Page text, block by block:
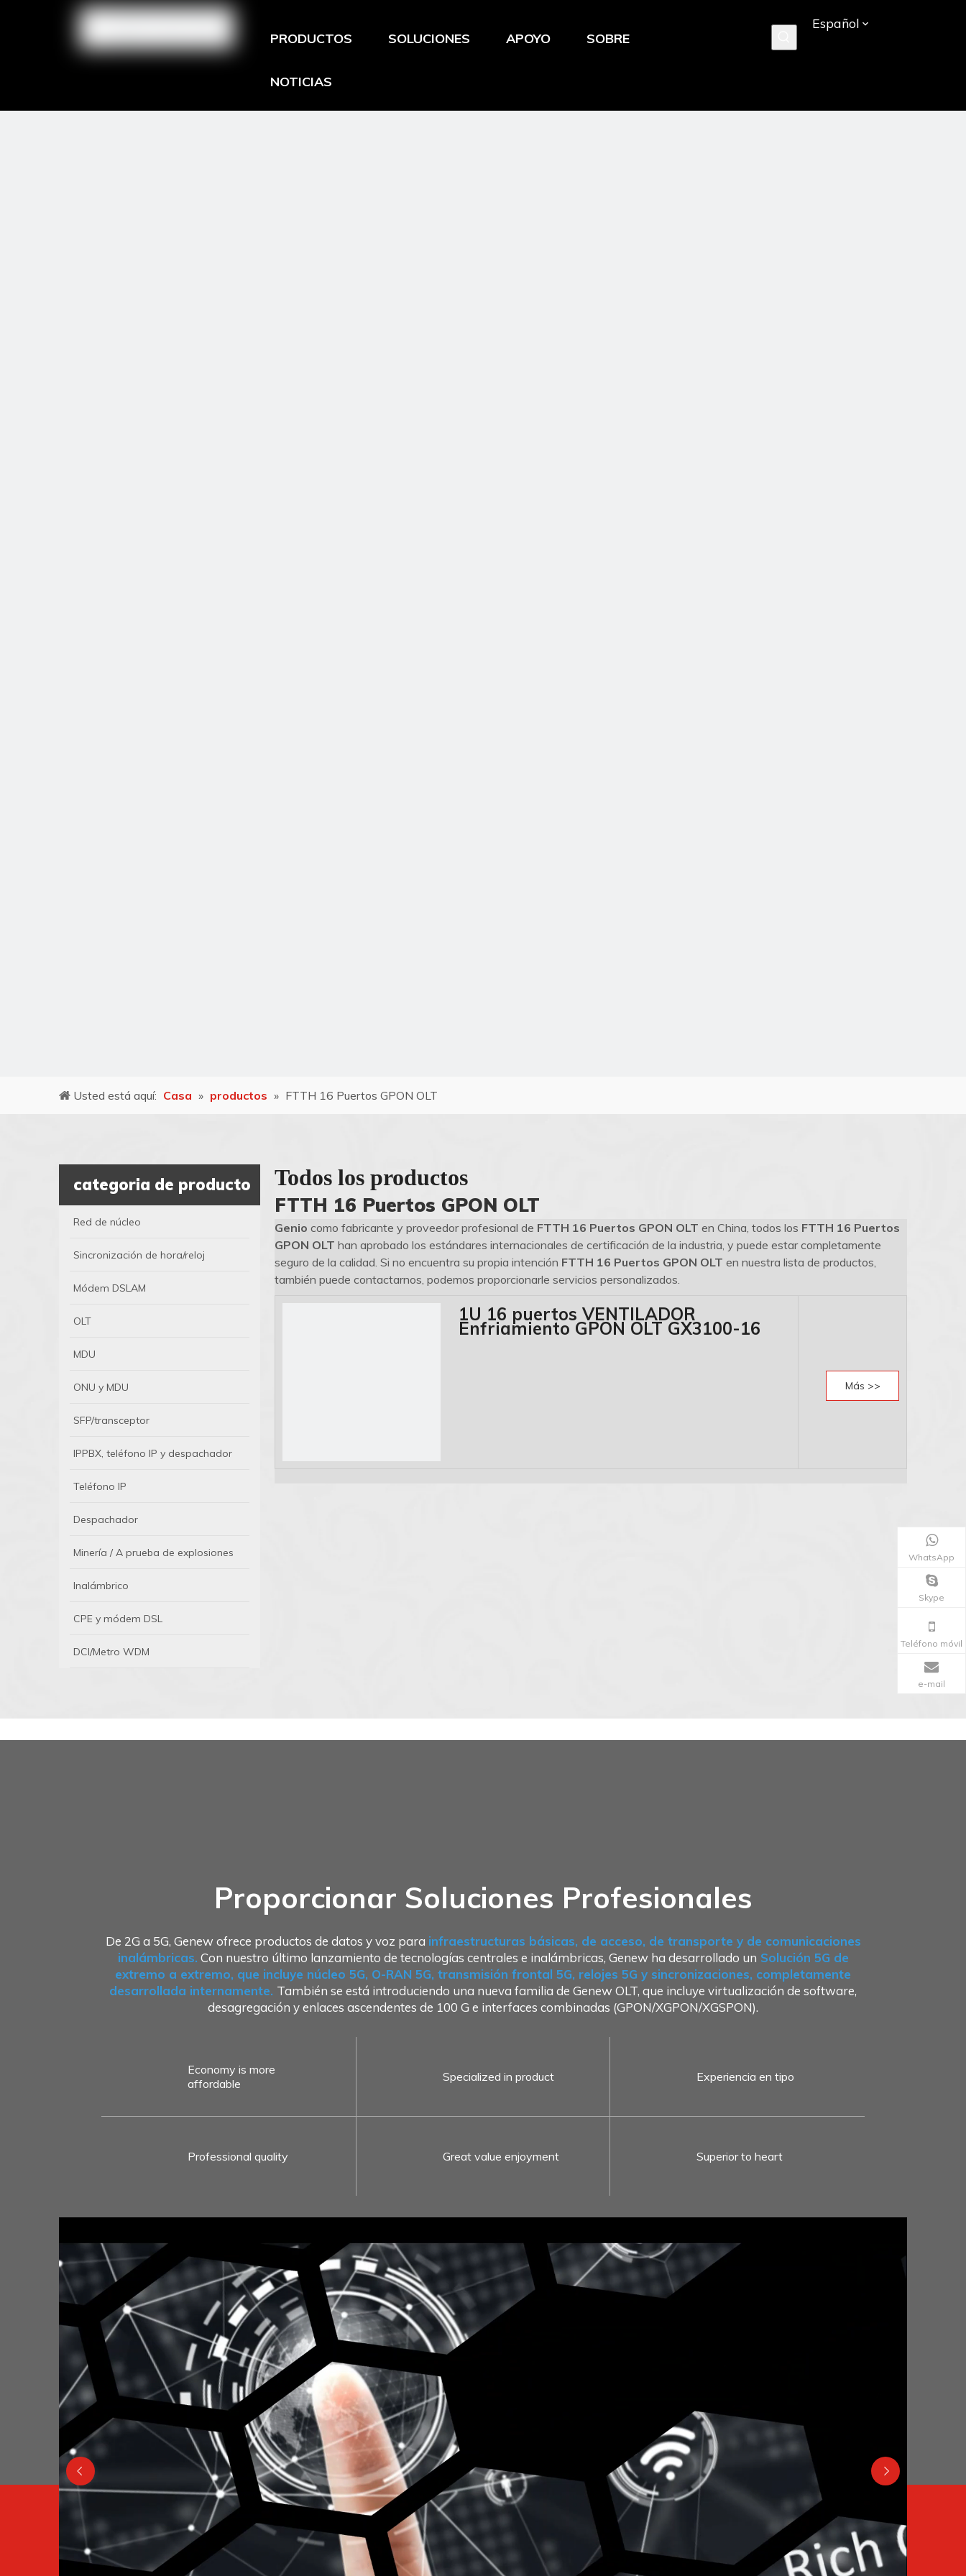
PRODUCTOS SOLUCIONES APOYO SOBRE
NOTICIAS
Español
Usted está aquí: Casa » productos » FTTH 16 Puertos GPON OLT
categoria de producto
Red de núcleo
Sincronización de hora/reloj
Módem DSLAM
OLT
MDU
ONU y MDU
SFP/transceptor
IPPBX, teléfono IP y despachador
Teléfono IP
Despachador
Minería / A prueba de explosiones
Inalámbrico
CPE y módem DSL
DCI/Metro WDM
Todos los productos
FTTH 16 Puertos GPON OLT
Genio como fabricante y proveedor profesional de FTTH 16 Puertos GPON OLT en China, todos los FTTH 16 Puertos
GPON OLT han aprobado los estándares internacionales de certificación de la industria, y puede estar completamente
seguro de la calidad. Si no encuentra su propia intención FTTH 16 Puertos GPON OLT en nuestra lista de productos,
también puede contactarnos, podemos proporcionarle servicios personalizados.
1U 16 puertos VENTILADOR
Enfriamiento GPON OLT GX3100-16
Más >>
Proporcionar Soluciones Profesionales
De 2G a 5G, Genew ofrece productos de datos y voz para infraestructuras básicas, de acceso, de transporte y de comunicaciones
inalámbricas. Con nuestro último lanzamiento de tecnologías centrales e inalámbricas, Genew ha desarrollado un Solución 5G de
extremo a extremo, que incluye núcleo 5G, O-RAN 5G, transmisión frontal 5G, relojes 5G y sincronizaciones, completamente
desarrollada internamente. También se está introduciendo una nueva familia de Genew OLT, que incluye virtualización de software,
desagregación y enlaces ascendentes de 100 G e interfaces combinadas (GPON/XGPON/XGSPON).
Economy is more
affordable
Specialized in product Experiencia en tipo
Professional quality Great value enjoyment Superior to heart
WhatsApp
Skype
Teléfono móvil
e-mail